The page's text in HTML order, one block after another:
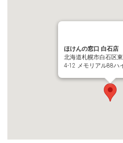
ほけんの窓口 白石店
北海道札幌市白石区
4-12 メモリアル88